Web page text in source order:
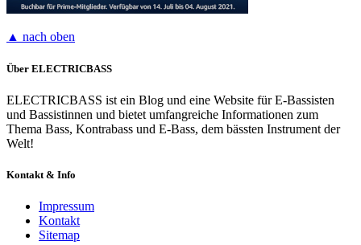
▲ nach oben
Über ELECTRICBASS
ELECTRICBASS ist ein Blog und eine Website für E-Bassisten
und Bassistinnen und bietet umfangreiche Informationen zum
Thema Bass, Kontrabass und E-Bass, dem bässten Instrument der
Welt!
Kontakt & Info
Impressum
Kontakt
Sitemap